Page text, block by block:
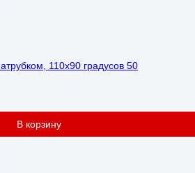
110х90 градусов 50
В корзину